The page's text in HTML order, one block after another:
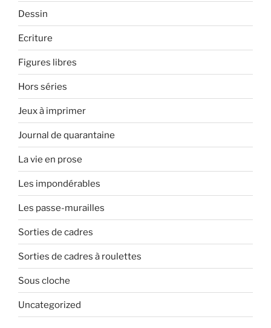
Dessin
Ecriture
Figures libres
Hors séries
Jeux à imprimer
Journal de quarantaine
La vie en prose
Les impondérables
Les passe-murailles
Sorties de cadres
Sorties de cadres à roulettes
Sous cloche
Uncategorized